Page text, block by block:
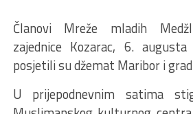
Članovi Mreže mladih
zajednice Kozarac, 6.
posjetili su džemat Maribor i
U prijepodnevnim satima